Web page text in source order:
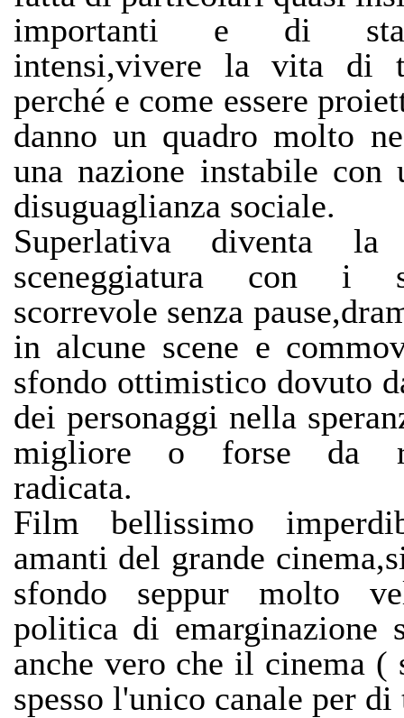
importanti e di
intensi,vivere la vita
perché e come essere
danno un quadro molto
una nazione instabile con
disuguaglianza sociale.
Superlativa diventa la
sceneggiatura con i
scorrevole senza
in alcune scene e
sfondo ottimistico dovuto
dei personaggi nella
migliore o forse da
radicata.
Film bellissimo
amanti del grande
sfondo seppur molto
politica di emarginazione
anche vero che il cinema (
spesso l'unico canale per